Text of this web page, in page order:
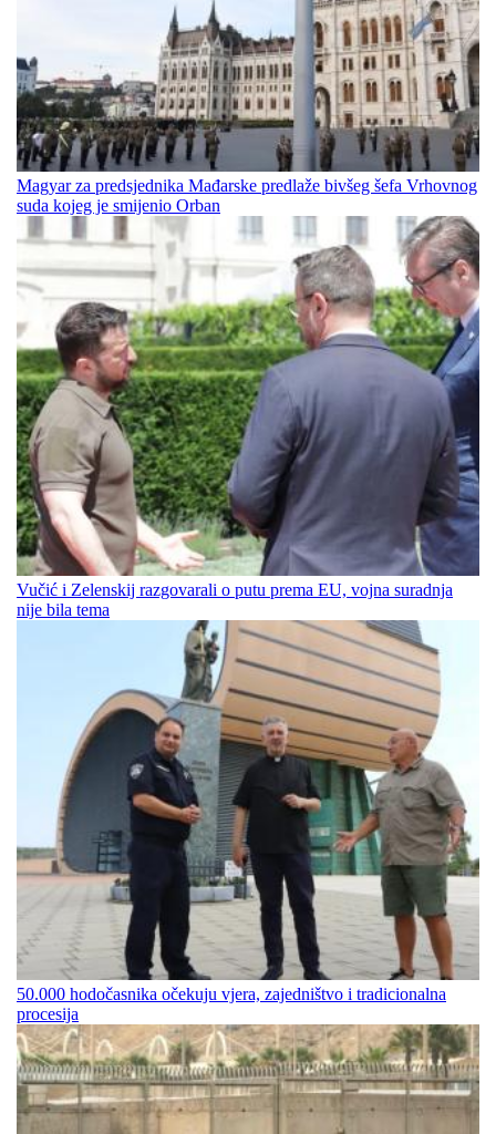
Magyar za predsjednika Mađarske predlaže bivšeg šefa Vrhovnog
suda kojeg je smijenio Orban
Vučić i Zelenskij razgovarali o putu prema EU, vojna suradnja
nije bila tema
50.000 hodočasnika očekuju vjera, zajedništvo i tradicionalna
procesija